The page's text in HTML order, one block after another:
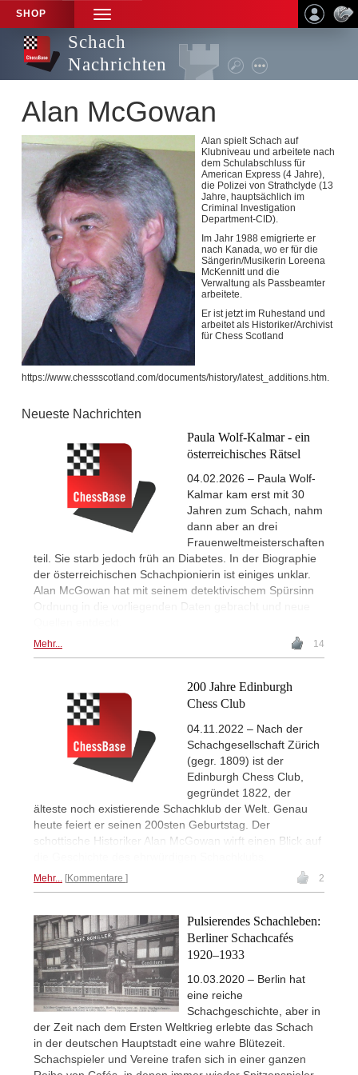
SHOP
TOGGLE
NAVIGATION
Schach
Nachrichten
Alan McGowan
Alan spielt Schach auf
Klubniveau und arbeitete nach
dem Schulabschluss für
American Express (4 Jahre),
die Polizei von Strathclyde (13
Jahre, hauptsächlich im
Criminal Investigation
Department-CID).
Im Jahr 1988 emigrierte er
nach Kanada, wo er für die
Sängerin/Musikerin Loreena
McKennitt und die
Verwaltung als Passbeamter
arbeitete.
Er ist jetzt im Ruhestand und
arbeitet als Historiker/Archivist
für Chess Scotland
https://www.chessscotland.com/documents/history/latest_additions.htm.
Neueste Nachrichten
Paula Wolf-Kalmar - ein
österreichisches Rätsel
04.02.2026 – Paula Wolf-
Kalmar kam erst mit 30
Jahren zum Schach, nahm
dann aber an drei
Frauenweltmeisterschaften
teil. Sie starb jedoch früh an Diabetes. In der Biographie
der österreichischen Schachpionierin ist einiges unklar.
Alan McGowan hat mit seinem detektivischem Spürsinn
Ordnung in die vorliegenden Daten gebracht und neue
Mehr... 14
200 Jahre Edinburgh
Chess Club
04.11.2022 – Nach der
Schachgesellschaft Zürich
(gegr. 1809) ist der
Edinburgh Chess Club,
gegründet 1822, der
älteste noch existierende Schachklub der Welt. Genau
heute feiert er seinen 200sten Geburtstag. Der
schottische Historiker Alan McGowan wirft einen Blick auf
Mehr... Kommentare 2
Pulsierendes Schachleben:
Berliner Schachcafés
1920–1933
10.03.2020 – Berlin hat
eine reiche
Schachgeschichte, aber in
der Zeit nach dem Ersten Weltkrieg erlebte das Schach
in der deutschen Hauptstadt eine wahre Blütezeit.
Schachspieler und Vereine trafen sich in einer ganzen